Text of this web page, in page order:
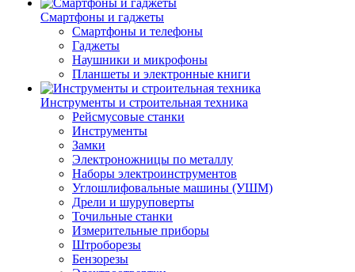
Смартфоны и гаджеты
Смартфоны и телефоны
Гаджеты
Наушники и микрофоны
Планшеты и электронные книги
Инструменты и строительная техника
Рейсмусовые станки
Инструменты
Замки
Электроножницы по металлу
Наборы электроинструментов
Углошлифовальные машины (УШМ)
Дрели и шуруповерты
Точильные станки
Измерительные приборы
Штроборезы
Бензорезы